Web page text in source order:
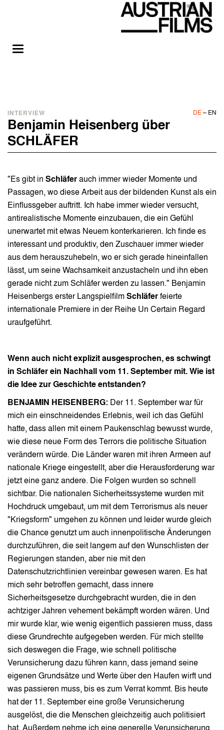
INTERVIEW DE – EN
Benjamin Heisenberg über
SCHLÄFER
"Es gibt in Schläfer auch immer wieder Momente und
Passagen, wo diese Arbeit aus der bildenden Kunst als ein
Einflussgeber auftritt. Ich habe immer wieder versucht,
antirealistische Momente einzubauen, die ein Gefühl
unerwartet mit etwas Neuem konterkarieren. Ich finde es
interessant und produktiv, den Zuschauer immer wieder
aus dem herauszuhebeln, wo er sich gerade hineinfallen
lässt, um seine Wachsamkeit anzustacheln und ihn eben
gerade nicht zum Schläfer werden zu lassen." Benjamin
Heisenbergs erster Langspielfilm Schläfer feierte
internationale Premiere in der Reihe Un Certain Regard
uraufgeführt.
Wenn auch nicht explizit ausgesprochen, es schwingt
in Schläfer ein Nachhall vom 11. September mit. Wie ist
die Idee zur Geschichte entstanden?
BENJAMIN HEISENBERG: Der 11. September war für
mich ein einschneidendes Erlebnis, weil ich das Gefühl
hatte, dass allen mit einem Paukenschlag bewusst wurde,
wie diese neue Form des Terrors die politische Situation
verändern würde. Die Länder waren mit ihren Armeen auf
nationale Kriege eingestellt, aber die Herausforderung war
jetzt eine ganz andere. Die Folgen wurden so schnell
sichtbar. Die nationalen Sicherheitssysteme wurden mit
Hochdruck umgebaut, um mit dem Terrorismus als neuer
"Kriegsform" umgehen zu können und leider wurde gleich
die Chance genutzt um auch innenpolitische Änderungen
durchzuführen, die seit langem auf den Wunschlisten der
Regierungen standen, aber nie mit den
Datenschutzrichtlinien vereinbar gewesen waren. Es hat
mich sehr betroffen gemacht, dass innere
Sicherheitsgesetze durchgebracht wurden, die in den
achtziger Jahren vehement bekämpft worden wären. Und
mir wurde klar, wie wenig eigentlich passieren muss, dass
diese Grundrechte aufgegeben werden. Für mich stellte
sich deswegen die Frage, wie schnell politische
Verunsicherung dazu führen kann, dass jemand seine
eigenen Grundsätze und Werte über den Haufen wirft und
was passieren muss, bis es zum Verrat kommt. Bis heute
hat der 11. September eine große Verunsicherung
ausgelöst, die die Menschen gleichzeitig auch politisiert
hat. Außerdem nehme ich eine generelle Verunsicherung